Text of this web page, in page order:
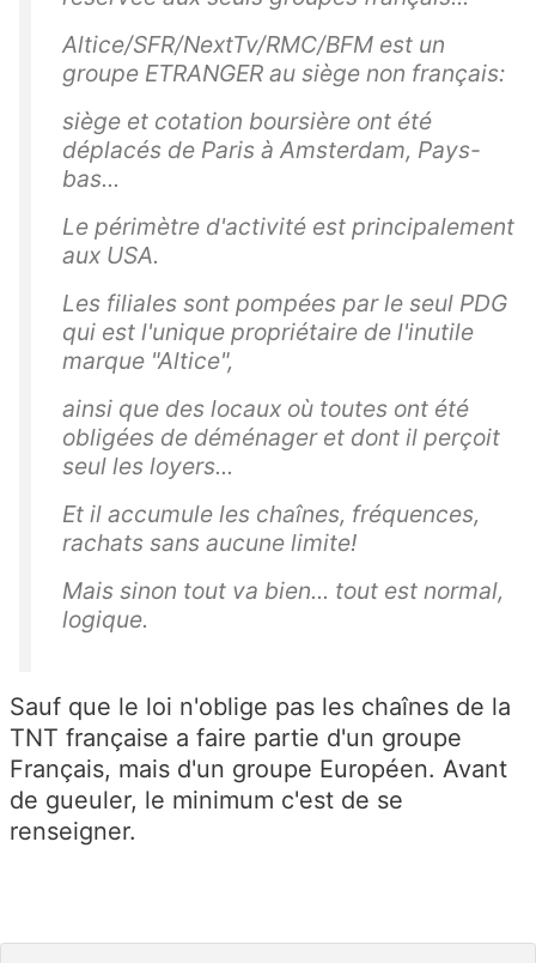
Altice/SFR/NextTv/RMC/BFM est un
groupe ETRANGER au siège non français:
siège et cotation boursière ont été
déplacés de Paris à Amsterdam, Pays-
bas...
Le périmètre d'activité est principalement
aux USA.
Les filiales sont pompées par le seul PDG
qui est l'unique propriétaire de l'inutile
marque "Altice",
ainsi que des locaux où toutes ont été
obligées de déménager et dont il perçoit
seul les loyers...
Et il accumule les chaînes, fréquences,
rachats sans aucune limite!
Mais sinon tout va bien... tout est normal,
logique.
Sauf que le loi n'oblige pas les chaînes de la
TNT française a faire partie d'un groupe
Français, mais d'un groupe Européen. Avant
de gueuler, le minimum c'est de se
renseigner.